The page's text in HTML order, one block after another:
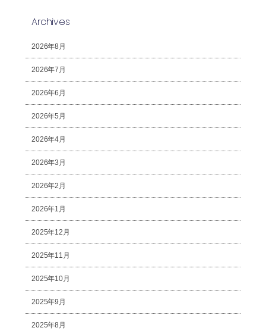
Archives
2026年8月
2026年7月
2026年6月
2026年5月
2026年4月
2026年3月
2026年2月
2026年1月
2025年12月
2025年11月
2025年10月
2025年9月
2025年8月